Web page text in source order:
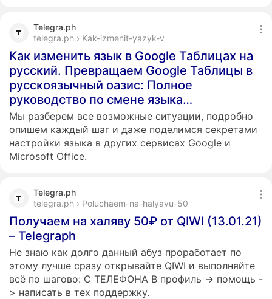
Telegra.ph
telegra.ph › Kak-izmenit-yazyk-v
Как изменить язык в Google Таблицах на
русский. Превращаем Google Таблицы в
русскоязычный оазис: Полное
руководство по смене языка…
Мы разберем все возможные ситуации, подробно
опишем каждый шаг и даже поделимся секретами
настройки языка в других сервисах Google и
Microsoft Office.
Telegra.ph
telegra.ph › Poluchaem-na-halyavu-50
Получаем на халяву 50₽ от QIWI (13.01.21)
– Telegraph
Не знаю как долго данный абуз проработает по
этому лучше сразу открывайте QIWI и выполняйте
всё по шагово: С ТЕЛЕФОНА В профиль -> помощь -
> написать в тех поддержку.